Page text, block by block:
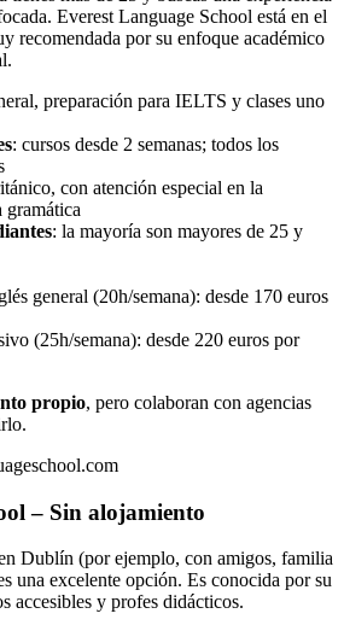
Everest Language School está en el
recomendada por su enfoque académico
preparación para IELTS y clases uno
: cursos desde 2 semanas; todos los
con atención especial en la
: la mayoría son mayores de 25 y
general (20h/semana): desde 170 euros
(25h/semana): desde 220 euros por
propio, pero colaboran con agencias
– Sin alojamiento
Dublín (por ejemplo, con amigos, familia
una excelente opción. Es conocida por su
accesibles y profes didácticos.